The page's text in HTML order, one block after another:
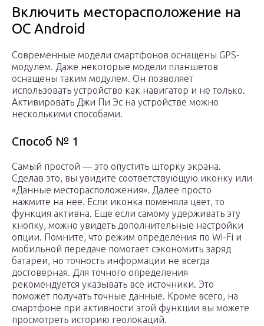
Включить месторасположение на
ОС Аndroid
Современные модели смартфонов оснащены GPS-
модулем. Даже некоторые модели планшетов
оснащены таким модулем. Он позволяет
использовать устройство как навигатор и не только.
Активировать Джи Пи Эс на устройстве можно
несколькими способами.
Способ № 1
Самый простой — это опустить шторку экрана.
Сделав это, вы увидите соответствующую иконку или
«Данные месторасположения». Далее просто
нажмите на нее. Если иконка поменяла цвет, то
функция активна. Еще если самому удерживать эту
кнопку, можно увидеть дополнительные настройки
опции. Помните, что режим определения по Wi-Fi и
мобильной передаче помогает сэкономить заряд
батареи, но точность информации не всегда
достоверная. Для точного определения
рекомендуется указывать все источники. Это
поможет получать точные данные. Кроме всего, на
смартфоне при активности этой функции вы можете
просмотреть историю геолокаций.